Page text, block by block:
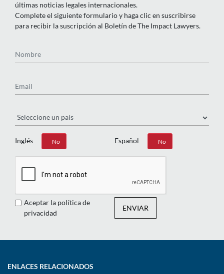
últimas noticias legales internacionales.
Complete el siguiente formulario y haga clic en suscribirse
para recibir la suscripción al Boletín de The Impact Lawyers.
Inglés
Sí No Español
Sí No
Aceptar la política de
privacidad
ENVIAR
ENLACES RELACIONADOS